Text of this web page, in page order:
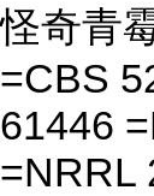
怪奇青
=CBS
61446
=NRRL